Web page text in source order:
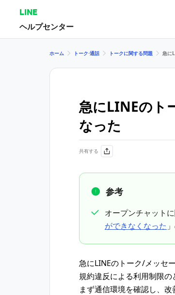
LINE
ヘルプセンター
ホーム トーク⋅通話 トークに関する問題 急に
急にLINEのト
なった
共有する
参考
オープンチャット
ができなくなった
急にLINEのトーク/メッセ
規約違反による利用制限の
まず通信環境を確認し、